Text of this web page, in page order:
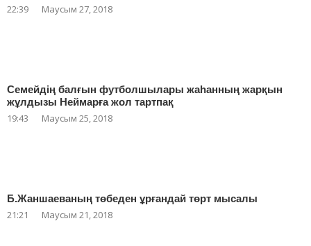
22:39 Маусым 27, 2018
Семейдің балғын футболшылары жаһанның жарқын
жұлдызы Неймарға жол тартпақ
19:43 Маусым 25, 2018
Б.Жаншаеваның төбеден ұрғандай төрт мысалы
21:21 Маусым 21, 2018